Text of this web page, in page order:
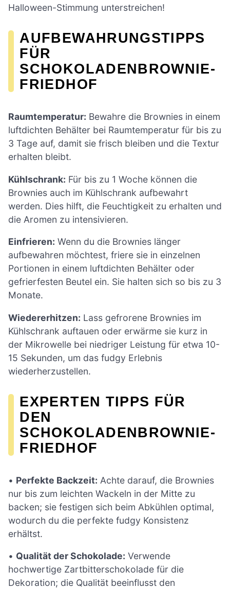
Halloween-Stimmung unterstreichen!
AUFBEWAHRUNGSTIPPS
FÜR
SCHOKOLADENBROWNIE-
FRIEDHOF
Raumtemperatur: Bewahre die Brownies in einem
luftdichten Behälter bei Raumtemperatur für bis zu
3 Tage auf, damit sie frisch bleiben und die Textur
erhalten bleibt.
Kühlschrank: Für bis zu 1 Woche können die
Brownies auch im Kühlschrank aufbewahrt
werden. Dies hilft, die Feuchtigkeit zu erhalten und
die Aromen zu intensivieren.
Einfrieren: Wenn du die Brownies länger
aufbewahren möchtest, friere sie in einzelnen
Portionen in einem luftdichten Behälter oder
gefrierfesten Beutel ein. Sie halten sich so bis zu 3
Monate.
Wiedererhitzen: Lass gefrorene Brownies im
Kühlschrank auftauen oder erwärme sie kurz in
der Mikrowelle bei niedriger Leistung für etwa 10-
15 Sekunden, um das fudgy Erlebnis
wiederherzustellen.
EXPERTEN TIPPS FÜR
DEN
SCHOKOLADENBROWNIE-
FRIEDHOF
• Perfekte Backzeit: Achte darauf, die Brownies
nur bis zum leichten Wackeln in der Mitte zu
backen; sie festigen sich beim Abkühlen optimal,
wodurch du die perfekte fudgy Konsistenz
erhältst.
• Qualität der Schokolade: Verwende
hochwertige Zartbitterschokolade für die
Dekoration; die Qualität beeinflusst den